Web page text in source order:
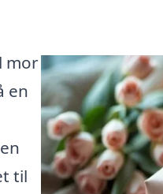
mor
en
til